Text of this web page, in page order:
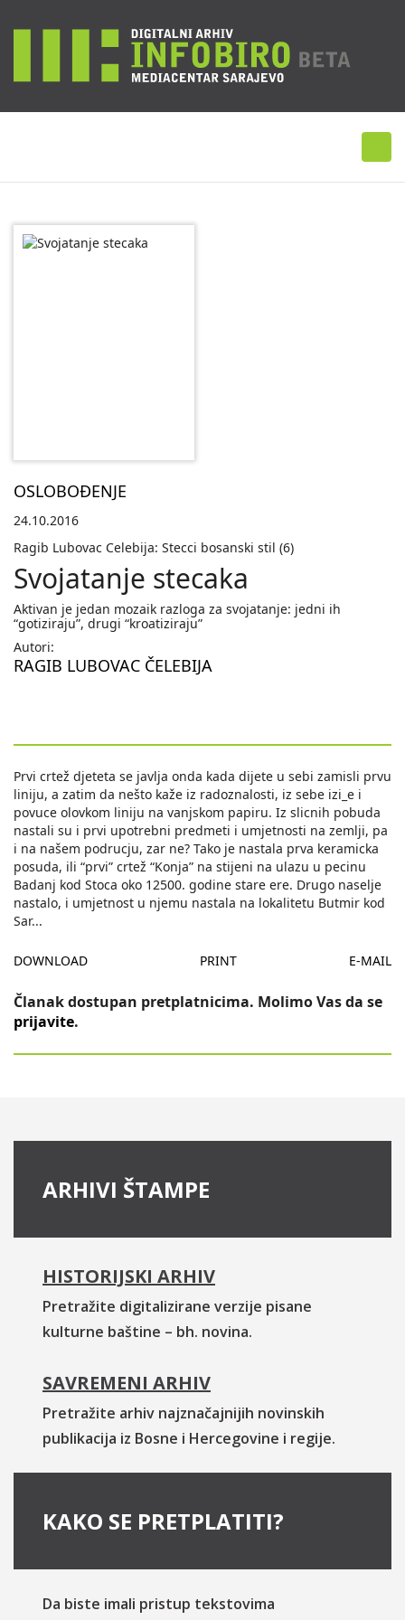
OSLOBOĐENJE
24.10.2016
Ragib Lubovac Celebija: Stecci bosanski stil (6)
Svojatanje stecaka
Aktivan je jedan mozaik razloga za svojatanje: jedni ih
“gotiziraju”, drugi “kroatiziraju”
Autori:
RAGIB LUBOVAC ČELEBIJA
Prvi crtež djeteta se javlja onda kada dijete u sebi zamisli prvu
liniju, a zatim da nešto kaže iz radoznalosti, iz sebe izi_e i
povuce olovkom liniju na vanjskom papiru. Iz slicnih pobuda
nastali su i prvi upotrebni predmeti i umjetnosti na zemlji, pa
i na našem podrucju, zar ne? Tako je nastala prva keramicka
posuda, ili “prvi” crtež “Konja” na stijeni na ulazu u pecinu
Badanj kod Stoca oko 12500. godine stare ere. Drugo naselje
nastalo, i umjetnost u njemu nastala na lokalitetu Butmir kod
Sar...
DOWNLOAD PRINT E-MAIL
Članak dostupan pretplatnicima. Molimo Vas da se
prijavite.
ARHIVI ŠTAMPE
HISTORIJSKI ARHIV
Pretražite digitalizirane verzije pisane
kulturne baštine – bh. novina.
SAVREMENI ARHIV
Pretražite arhiv najznačajnijih novinskih
publikacija iz Bosne i Hercegovine i regije.
KAKO SE PRETPLATITI?
Da biste imali pristup tekstovima